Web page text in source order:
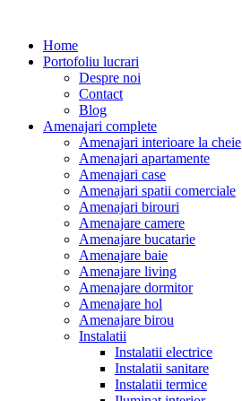
Home
Portofoliu lucrari
Despre noi
Contact
Blog
Amenajari complete
Amenajari interioare la cheie
Amenajari apartamente
Amenajari case
Amenajari spatii comerciale
Amenajari birouri
Amenajare camere
Amenajare bucatarie
Amenajare baie
Amenajare living
Amenajare dormitor
Amenajare hol
Amenajare birou
Instalatii
Instalatii electrice
Instalatii sanitare
Instalatii termice